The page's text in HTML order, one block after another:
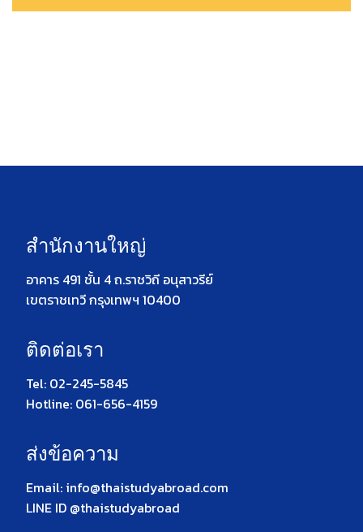
สำนักงานใหญ่
อาคาร 491 ชั้น 4 ถ.ราชวิถี อนุสาวรีย์
เขตราชเทวี กรุงเทพฯ 10400
ติดต่อเรา
Tel: 02-245-5845
Hotline: 061-656-4159
ส่งข้อความ
Email: info@thaistudyabroad.com
LINE ID @thaistudyabroad